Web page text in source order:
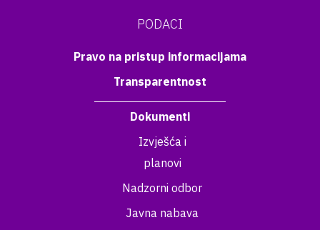
PODACI
Pravo na pristup informacijama
Transparentnost
Dokumenti
Izvješća i
planovi
Nadzorni odbor
Javna nabava